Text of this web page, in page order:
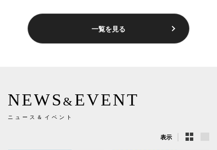
一覧を見る
NEWS & EVENT
ニュース＆イベント
表示